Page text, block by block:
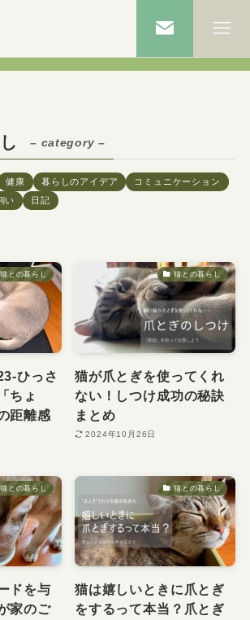
– category –
健康 暮らしのアイデア
コミュニケーション
い 日記
猫との暮らし
ひっさ
ちょ
距離感
猫との暮らし
猫が爪とぎを使ってくれ
ない！しつけ成功の秘訣
まとめ
2024年10月26日
猫との暮らし
ドを与
家のご
猫との暮らし
猫は嬉しいときに爪とぎ
をするって本当？爪とぎ